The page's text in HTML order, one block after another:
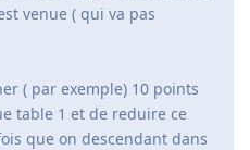
venue ( qui va pas
( par exemple) 10 points
table 1 et de reduire ce
que on descendant dans